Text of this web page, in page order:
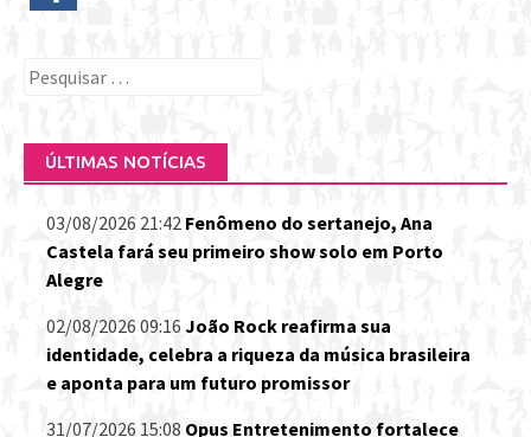
Pesquisar
ÚLTIMAS NOTÍCIAS
03/08/2026 21:42 Fenômeno do sertanejo, Ana
Castela fará seu primeiro show solo em Porto
Alegre
02/08/2026 09:16 João Rock reafirma sua
identidade, celebra a riqueza da música brasileira
e aponta para um futuro promissor
31/07/2026 15:08 Opus Entretenimento fortalece